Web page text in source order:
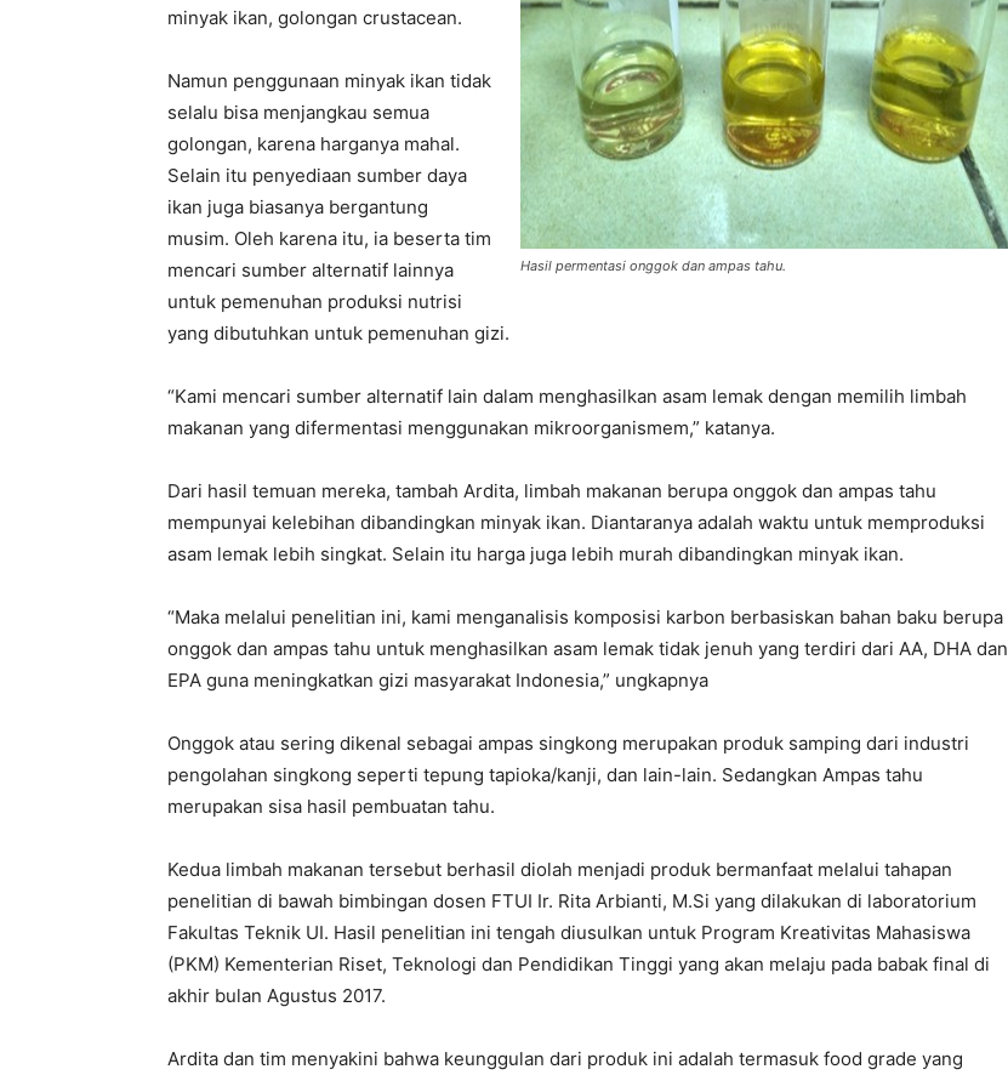
Hasil permentasi onggok dan ampas tahu.
minyak ikan, golongan crustacean.
Namun penggunaan minyak ikan tidak
selalu bisa menjangkau semua
golongan, karena harganya mahal.
Selain itu penyediaan sumber daya
ikan juga biasanya bergantung
musim. Oleh karena itu, ia beserta tim
mencari sumber alternatif lainnya
untuk pemenuhan produksi nutrisi
yang dibutuhkan untuk pemenuhan gizi.
“Kami mencari sumber alternatif lain dalam menghasilkan asam lemak dengan memilih limbah
makanan yang difermentasi menggunakan mikroorganismem,” katanya.
Dari hasil temuan mereka, tambah Ardita, limbah makanan berupa onggok dan ampas tahu
mempunyai kelebihan dibandingkan minyak ikan. Diantaranya adalah waktu untuk memproduksi
asam lemak lebih singkat. Selain itu harga juga lebih murah dibandingkan minyak ikan.
“Maka melalui penelitian ini, kami menganalisis komposisi karbon berbasiskan bahan baku berupa
onggok dan ampas tahu untuk menghasilkan asam lemak tidak jenuh yang terdiri dari AA, DHA dan
EPA guna meningkatkan gizi masyarakat Indonesia,” ungkapnya
Onggok atau sering dikenal sebagai ampas singkong merupakan produk samping dari industri
pengolahan singkong seperti tepung tapioka/kanji, dan lain-lain. Sedangkan Ampas tahu
merupakan sisa hasil pembuatan tahu.
Kedua limbah makanan tersebut berhasil diolah menjadi produk bermanfaat melalui tahapan
penelitian di bawah bimbingan dosen FTUI Ir. Rita Arbianti, M.Si yang dilakukan di laboratorium
Fakultas Teknik UI. Hasil penelitian ini tengah diusulkan untuk Program Kreativitas Mahasiswa
(PKM) Kementerian Riset, Teknologi dan Pendidikan Tinggi yang akan melaju pada babak final di
akhir bulan Agustus 2017.
Ardita dan tim menyakini bahwa keunggulan dari produk ini adalah termasuk food grade yang